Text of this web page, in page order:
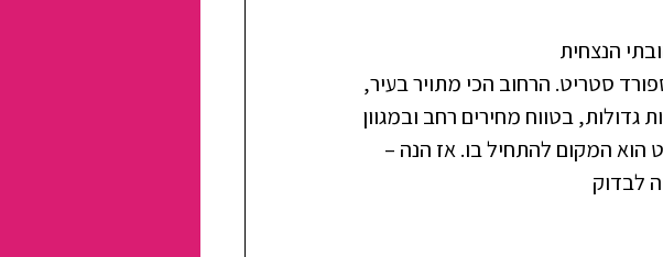
הנצחית
סטריט. הרחוב הכי מתויר בעיר,
בטווח מחירים רחב ובמגוון
הוא המקום להתחיל בו. אז הנה –
לבדוק